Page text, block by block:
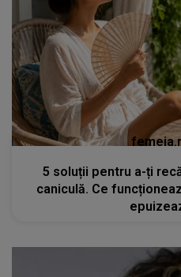
5 soluții pentru a-ți
caniculă. Ce